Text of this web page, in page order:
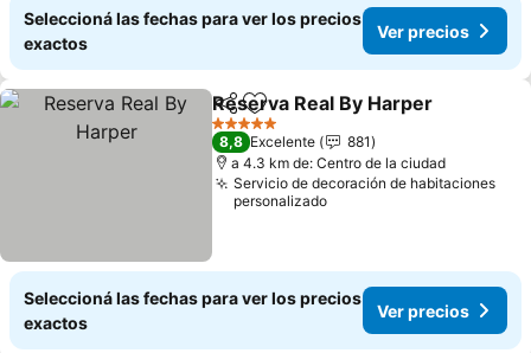
Seleccioná las fechas para ver los precios
exactos
Ver precios
CompartirAñadir a favoritos
Reserva Real By Harper
5 Estrellas
8,8 Excelente
881
a 4.3 km de: Centro de la ciudad
Servicio de decoración de habitaciones
personalizado
Seleccioná las fechas para ver los precios
exactos
Ver precios